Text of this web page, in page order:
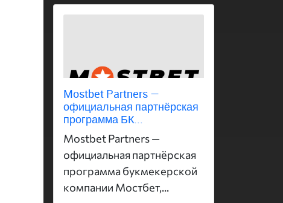
Mostbet Partners —
официальная партнёрская
программа БК...
Mostbet Partners —
официальная партнёрская
программа букмекерской
компании Мостбет,...